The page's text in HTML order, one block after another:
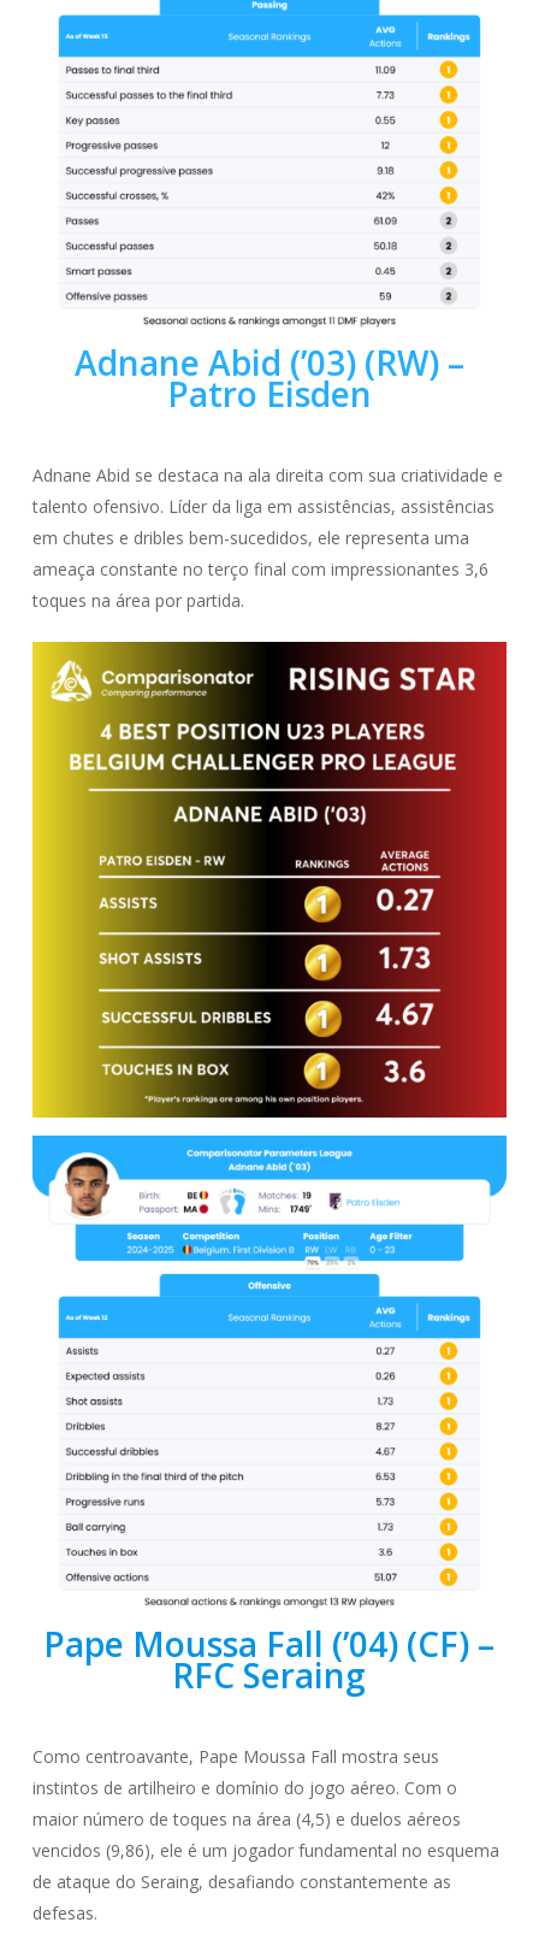
Adnane Abid (’03) (RW) –
Patro Eisden
Adnane Abid se destaca na ala direita com sua criatividade e
talento ofensivo. Líder da liga em assistências, assistências
em chutes e dribles bem-sucedidos, ele representa uma
ameaça constante no terço final com impressionantes 3,6
toques na área por partida.
Pape Moussa Fall (’04) (CF) –
RFC Seraing
Como centroavante, Pape Moussa Fall mostra seus
instintos de artilheiro e domínio do jogo aéreo. Com o
maior número de toques na área (4,5) e duelos aéreos
vencidos (9,86), ele é um jogador fundamental no esquema
de ataque do Seraing, desafiando constantemente as
defesas.